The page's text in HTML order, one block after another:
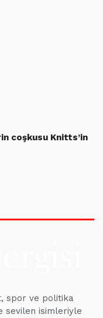
coşkusu Knitts’in
spor ve politika
sevilen isimleriyle